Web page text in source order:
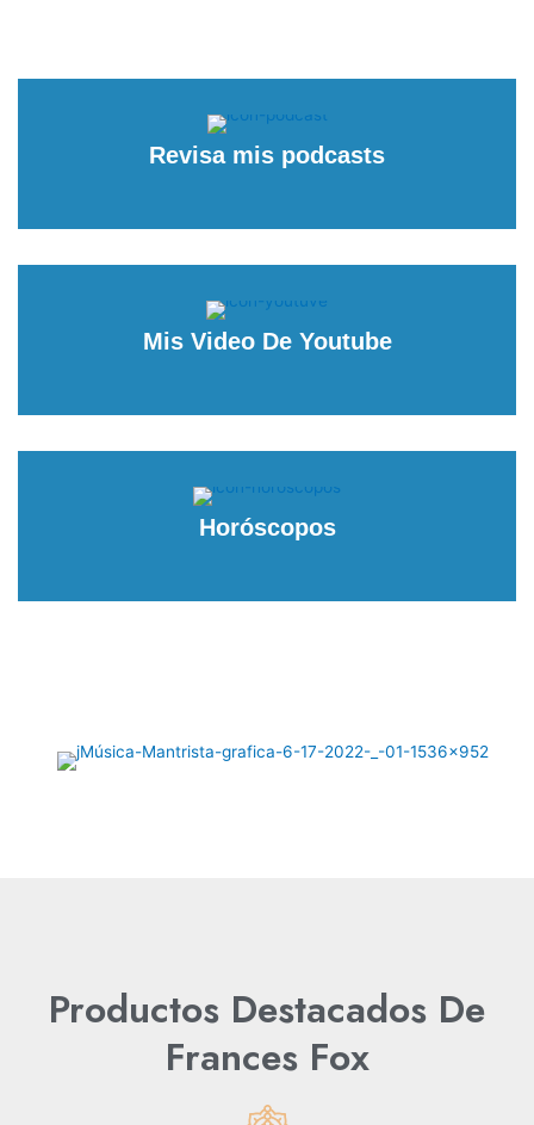
Revisa mis podcasts
Mis Video De Youtube
Horóscopos
Productos Destacados De
Frances Fox